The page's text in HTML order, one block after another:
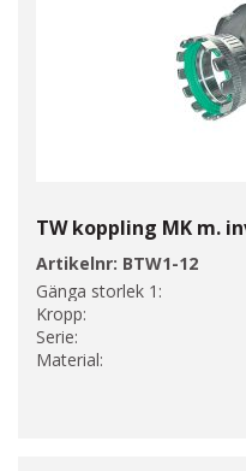
TW koppling MK m.
Artikelnr: BTW1-12
Gänga storlek 1:
Kropp:
Serie:
Material: